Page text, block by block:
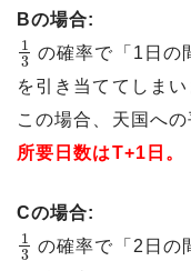
Bの場合:
1
3
の確率で「1日の
を引き当ててしまい
この場合、天国へ
所要日数はT+1日。
Cの場合:
1
3
の確率で「2日の